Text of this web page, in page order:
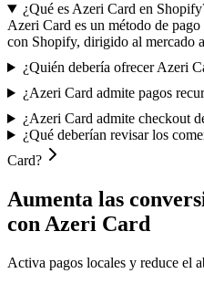
¿Qué es Azeri Card en
Azeri Card es un método de
con Shopify, dirigido al mercado
¿Quién debería ofrecer Azeri
¿Azeri Card admite pagos
¿Azeri Card admite checkout
¿Qué deberían revisar los
Card?
Aumenta las
con Azeri Card
Activa pagos locales y reduce el